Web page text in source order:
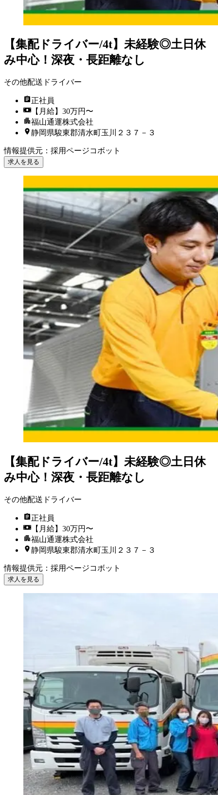
【集配ドライバー/4t】未経験◎土日休
み中心！深夜・長距離なし
その他配送ドライバー
正社員
【月給】30万円〜
福山通運株式会社
静岡県駿東郡清水町玉川２３７－３
情報提供元 ： 採用ページコボット
求人を見る
【集配ドライバー/4t】未経験◎土日休
み中心！深夜・長距離なし
その他配送ドライバー
正社員
【月給】30万円〜
福山通運株式会社
静岡県駿東郡清水町玉川２３７－３
情報提供元 ： 採用ページコボット
求人を見る